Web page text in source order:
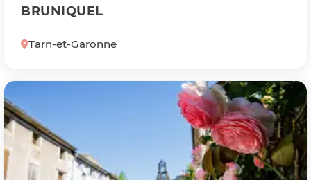
BRUNIQUEL
Tarn-et-Garonne